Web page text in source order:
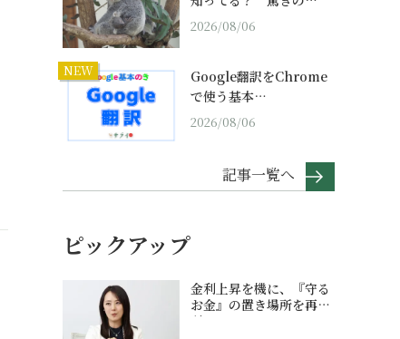
2026/08/06
NEW
Google翻訳をChrome
で使う基本…
2026/08/06
記事一覧へ
ピックアップ
金利上昇を機に、『守る
お金』の置き場所を再検
討